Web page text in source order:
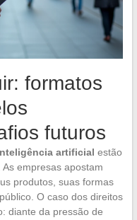
formatos
futuros
artificial estão
empresas apostam
produtos, suas formas
O caso dos direitos
diante da pressão de